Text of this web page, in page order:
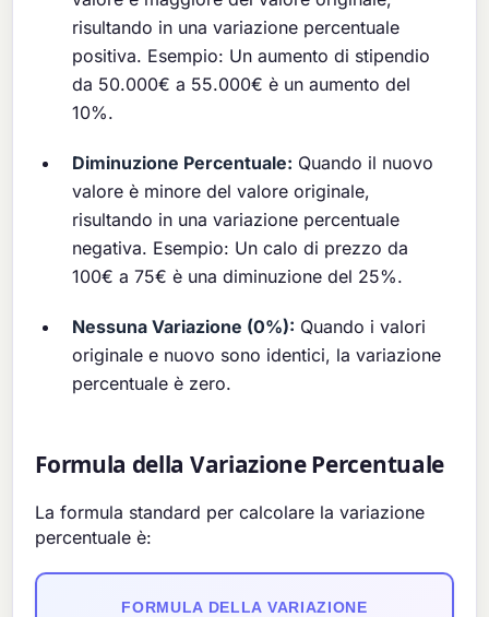
risultando in una variazione percentuale
positiva. Esempio: Un aumento di stipendio
da 50.000€ a 55.000€ è un aumento del
10%.
Diminuzione Percentuale: Quando il nuovo
valore è minore del valore originale,
risultando in una variazione percentuale
negativa. Esempio: Un calo di prezzo da
100€ a 75€ è una diminuzione del 25%.
Nessuna Variazione (0%): Quando i valori
originale e nuovo sono identici, la variazione
percentuale è zero.
Formula della Variazione Percentuale
La formula standard per calcolare la variazione
percentuale è:
FORMULA DELLA VARIAZIONE